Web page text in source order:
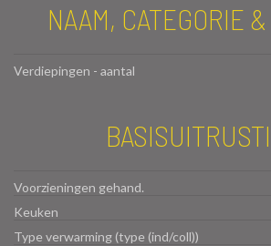
NAAM, CATEGORIE
Verdiepingen - aantal
Voorzieningen gehand.
Keuken
Type verwarming (type (ind/coll))